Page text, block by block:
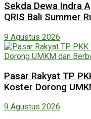
Sekda Dewa Indra
QRIS Bali Summer
9 Agustus 2026
Pasar Rakyat TP
Koster Dorong
9 Agustus 2026